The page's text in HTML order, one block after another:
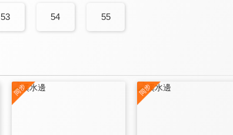
53 54 55